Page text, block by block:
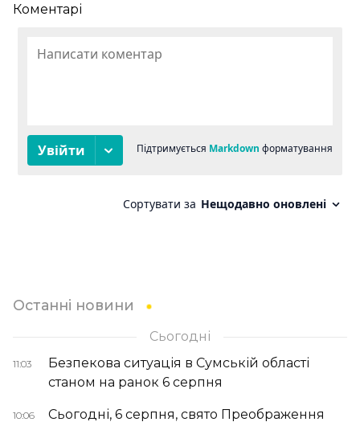
Коментарі
Останні новини
Сьогодні
11:03
Безпекова ситуація в Сумській області
станом на ранок 6 серпня
10:06 Сьогодні, 6 серпня, свято Преображення